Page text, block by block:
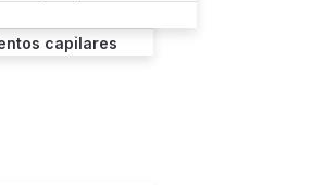
capilares